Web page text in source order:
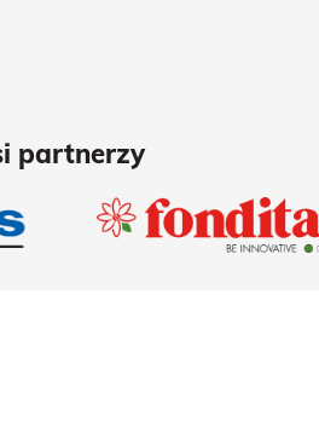
partnerzy